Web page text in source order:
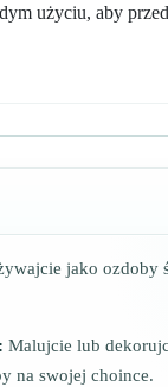
użyciu, aby
jako ozdoby
Malujcie lub
na swojej choince.